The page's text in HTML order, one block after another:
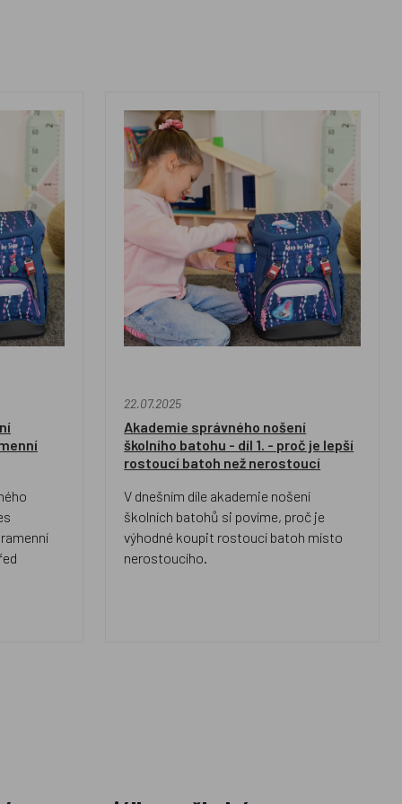
22.07.2025
Akademie správného nošení
školního batohu - díl 1. - proč je lepší
rostoucí batoh než nerostoucí
V dnešním díle akademie nošení
školních batohů si povíme, proč je
výhodné koupit rostoucí batoh místo
nerostoucího.